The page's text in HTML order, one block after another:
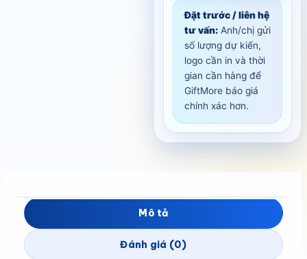
Đặt trước / liên hệ
tư vấn: Anh/chị gửi
số lượng dự kiến,
logo cần in và thời
gian cần hàng để
GiftMore báo giá
chính xác hơn.
Mô tả
Đánh giá (0)